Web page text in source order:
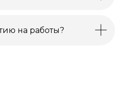
на работы?